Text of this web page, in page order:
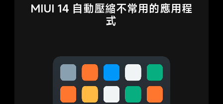
MIUI 14 自動壓縮不常用的應用程
式